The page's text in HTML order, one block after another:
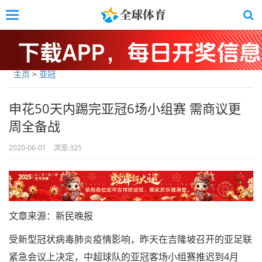
to
main
Toggle
主页>亚冠
申花50天内踢完亚冠6场小组赛 需商议更
周全备战
2020-06-01 浏览:325
文章来源：新民晚报
受新型冠状病毒肺炎疫情影响，昨天在吉隆坡召开的亚足联
紧急会议上决定，中超球队的亚冠客场小组赛推迟到4月